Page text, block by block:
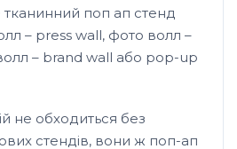
тканинний поп ап стенд
– press wall, фото волл –
– brand wall або pop-up
не обходиться без
стендів, вони ж поп-ап